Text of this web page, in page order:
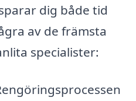
dig både tid
av de främsta
specialister: